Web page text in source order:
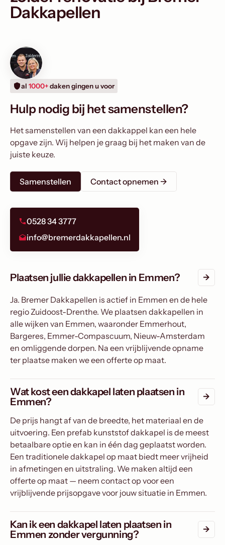
Dakkapellen
al 1000+daken gingen u voor
Hulp nodig bij het samenstellen?
Het samenstellen van een dakkappel kan een hele
opgave zijn. Wij helpen je graag bij het maken van de
juiste keuze.
Samenstellen Contact opnemen ->
0528 34 3777
info@bremerdakkapellen.nl
Plaatsen jullie dakkapellen in Emmen?
Ja. Bremer Dakkapellen is actief in Emmen en de hele
regio Zuidoost-Drenthe. We plaatsen dakkapellen in
alle wijken van Emmen, waaronder Emmerhout,
Bargeres, Emmer-Compascuum, Nieuw-Amsterdam
en omliggende dorpen. Na een vrijblijvende opname
ter plaatse maken we een offerte op maat.
Wat kost een dakkapel laten plaatsen in
Emmen?
De prijs hangt af van de breedte, het materiaal en de
uitvoering. Een prefab kunststof dakkapel is de meest
betaalbare optie en kan in één dag geplaatst worden.
Een traditionele dakkapel op maat biedt meer vrijheid
in afmetingen en uitstraling. We maken altijd een
offerte op maat — neem contact op voor een
vrijblijvende prijsopgave voor jouw situatie in Emmen.
Kan ik een dakkapel laten plaatsen in
Emmen zonder vergunning?